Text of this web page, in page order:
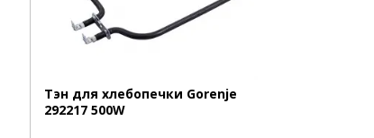
Тэн для хлебопечки Gorenje
292217 500W